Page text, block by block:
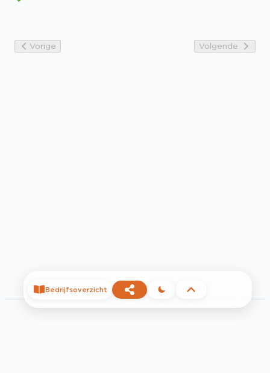
Vorige Volgende
Bedrijfsoverzicht